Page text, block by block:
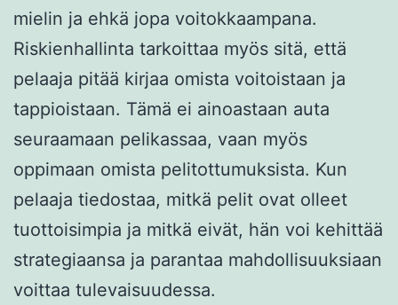
mielin ja ehkä jopa voitokkaampana.
Riskienhallinta tarkoittaa myös sitä, että
pelaaja pitää kirjaa omista voitoistaan ja
tappioistaan. Tämä ei ainoastaan auta
seuraamaan pelikassaa, vaan myös
oppimaan omista pelitottumuksista. Kun
pelaaja tiedostaa, mitkä pelit ovat olleet
tuottoisimpia ja mitkä eivät, hän voi kehittää
strategiaansa ja parantaa mahdollisuuksiaan
voittaa tulevaisuudessa.